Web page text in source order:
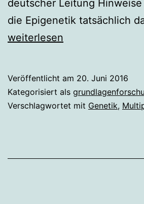
deutscher Leitung Hinweise
die Epigenetik tatsächlich
weiterlesen
Veröffentlicht am 20. Juni 2016
Kategorisiert als
Verschlagwortet mit Genetik,